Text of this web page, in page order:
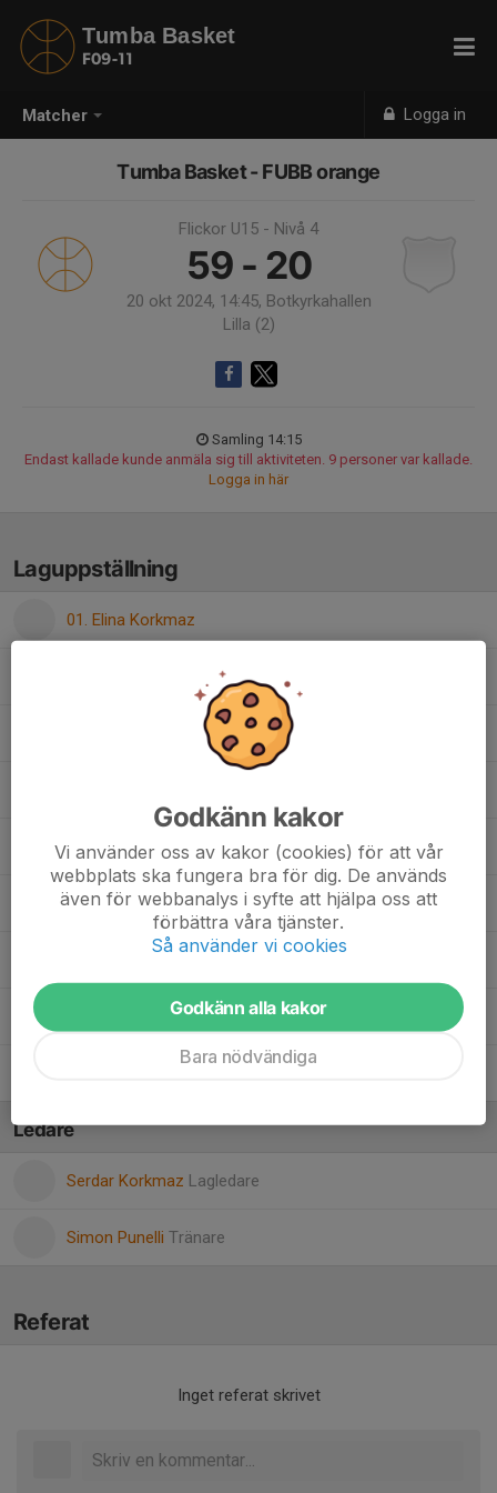
Matcher Logga in
Tumba Basket
F09-11
Tumba Basket - FUBB orange
Flickor U15 - Nivå 4
59 - 20
20 okt 2024, 14:45, Botkyrkahallen
Lilla (2)
Samling 14:15
Endast kallade kunde anmäla sig till aktiviteten. 9 personer var kallade.
Logga in här
Laguppställning
01. Elina Korkmaz
10. Melinay Meryem Akcay
23. Katarina Blomberg
26. Michelle Tosu
44. Melissa Aslan
Ledare
Serdar Korkmaz Lagledare
Simon Punelli Tränare
Referat
Inget referat skrivet
Godkänn kakor
Vi använder oss av kakor (cookies) för att vår
webbplats ska fungera bra för dig. De används
även för webbanalys i syfte att hjälpa oss att
förbättra våra tjänster.
Så använder vi cookies
Godkänn alla kakor
Bara nödvändiga